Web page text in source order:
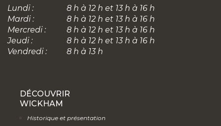
Lundi :
8 h à 12 h et 13 h à 16 h
Mardi :
8 h à 12 h et 13 h à 16 h
Mercredi :
8 h à 12 h et 13 h à 16 h
Jeudi :
8 h à 12 h et 13 h à 16 h
Vendredi :
8 h à 13 h
DÉCOUVRIR
WICKHAM
Historique et présentation